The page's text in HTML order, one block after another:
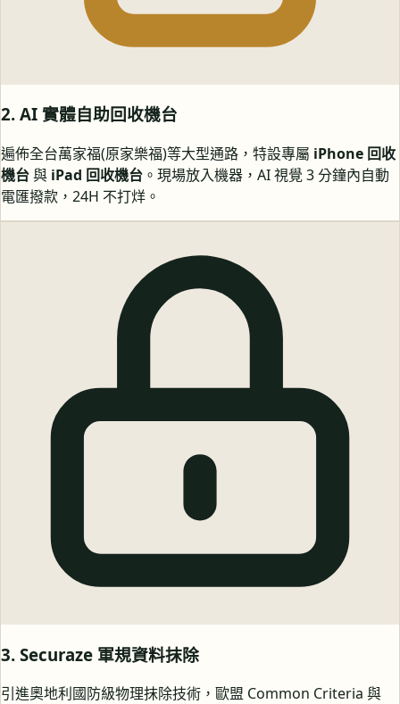
2. AI 實體自助回收機台
遍佈全台萬家福(原家樂福)等大型通路，特設專屬 iPhone 回收
機台與 iPad 回收機台 。現場放入機器，AI 視覺 3 分鐘內自動
電匯撥款，24H 不打烊。
3. Securaze 軍規資料抹除
引進奧地利國防級物理抹除技術，歐盟 Common Criteria 與